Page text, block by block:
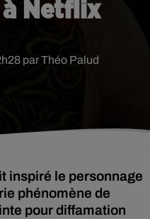
Netflix
par Théo Palud
inspiré le personnage
phénomène de
pour diffamation